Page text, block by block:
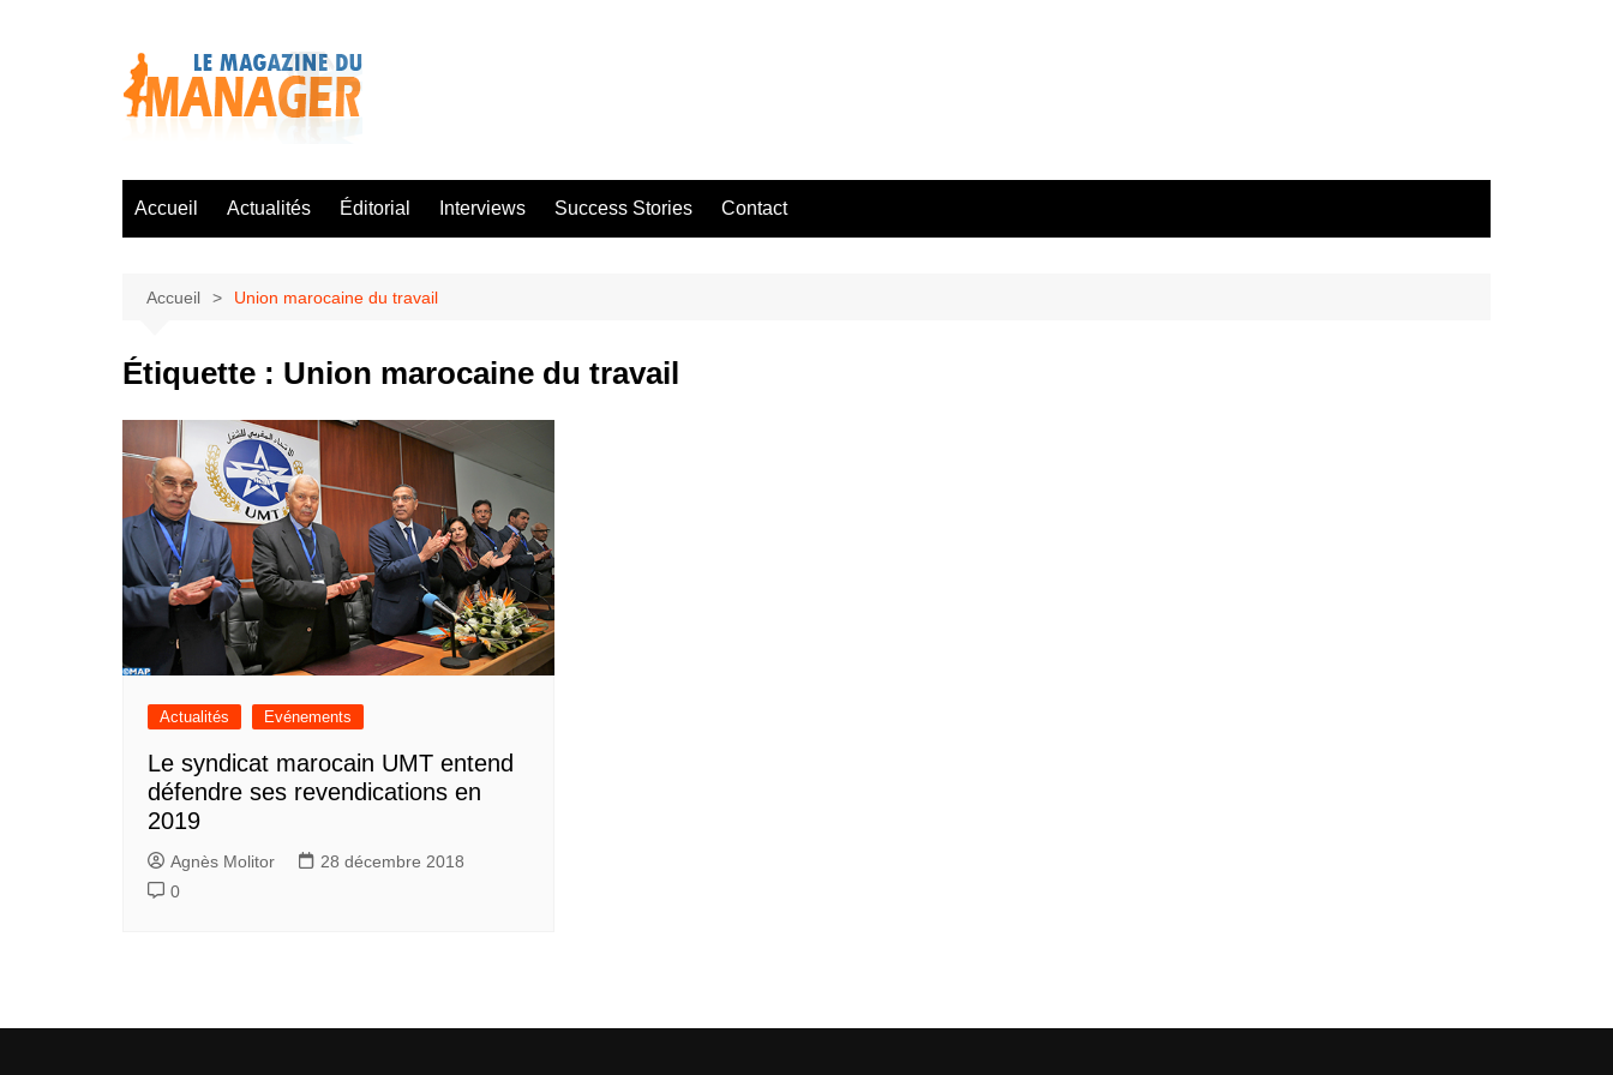
Accueil Actualités Éditorial Interviews Success Stories Contact
Accueil Union marocaine du travail
Étiquette : Union marocaine du travail
Actualités Evénements
Le syndicat marocain UMT entend
défendre ses revendications en
2019
Agnès Molitor
28 décembre 2018
0